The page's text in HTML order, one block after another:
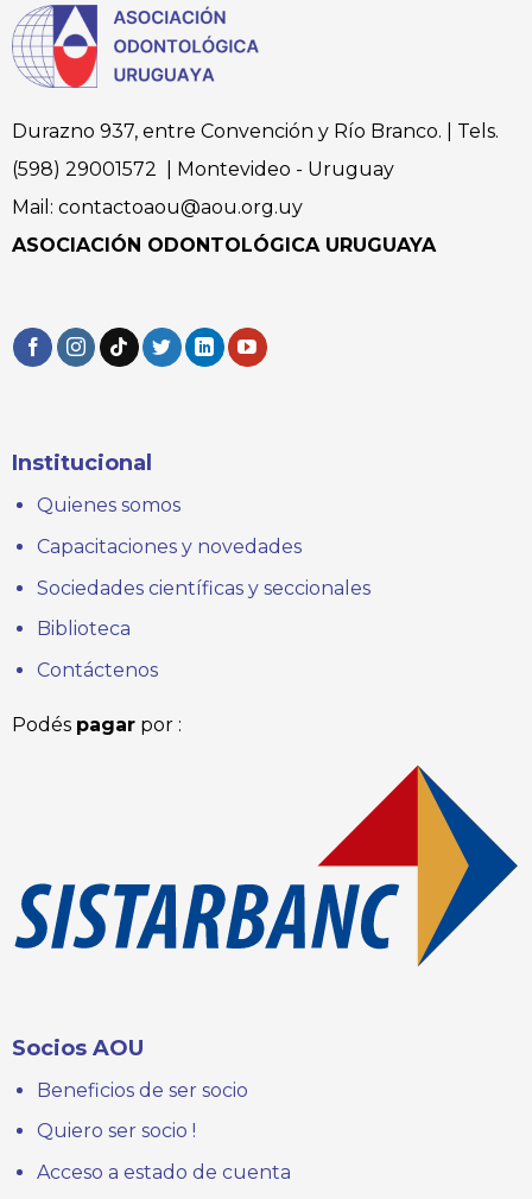
Durazno 937, entre Convención y Río Branco. | Tels.
(598) 29001572 | Montevideo - Uruguay
Mail: contactoaou@aou.org.uy
ASOCIACIÓN ODONTOLÓGICA URUGUAYA
Institucional
Quienes somos
Capacitaciones y novedades
Sociedades científicas y seccionales
Biblioteca
Contáctenos
Podés pagarpor :
Socios AOU
Beneficios de ser socio
Quiero ser socio !
Acceso a estado de cuenta